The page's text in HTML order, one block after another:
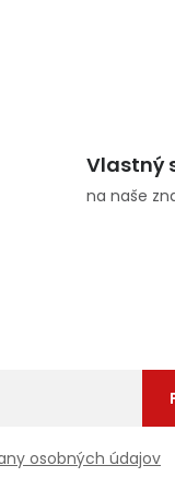
Vlastný
na naše
osobných údajov